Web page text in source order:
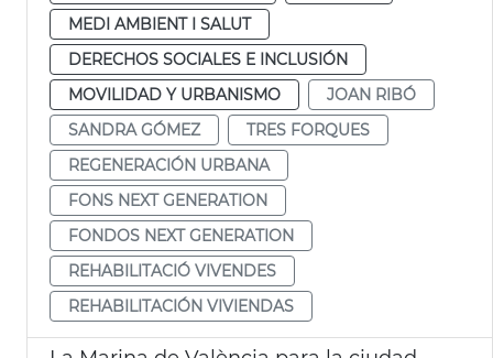
MEDI AMBIENT I SALUT
DERECHOS SOCIALES E INCLUSIÓN
MOVILIDAD Y URBANISMO
JOAN RIBÓ
SANDRA GÓMEZ
TRES FORQUES
REGENERACIÓN URBANA
FONS NEXT GENERATION
FONDOS NEXT GENERATION
REHABILITACIÓ VIVENDES
REHABILITACIÓN VIVIENDAS